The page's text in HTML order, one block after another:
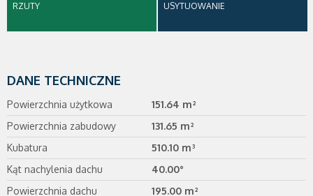
RZUTY
USYTUOWANIE
DANE TECHNICZNE
Powierzchnia użytkowa
151.64 m²
Powierzchnia zabudowy
131.65 m²
Kubatura
510.10 m³
Kąt nachylenia dachu
40.00°
Powierzchnia dachu
195.00 m²